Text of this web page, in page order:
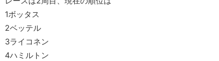
1ボッタス
2ベッテル
3ライコネン
4ハミルトン